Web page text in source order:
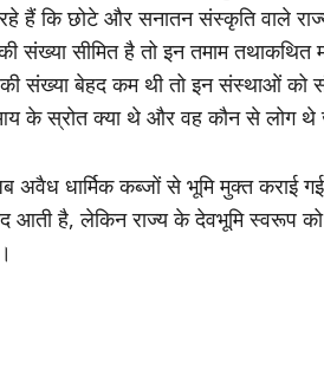
हैं कि छोटे और सनातन संस्कृति वाले
संख्या सीमित है तो इन तमाम
संख्या बेहद कम थी तो इन संस्थाओं
के स्रोत क्या थे और वह कौन से लोग थे
अवैध धार्मिक कब्जों से भूमि मुक्त कराई
आती है, लेकिन राज्य के देवभूमि स्वरूप